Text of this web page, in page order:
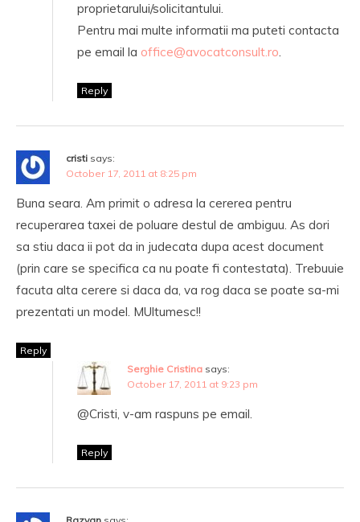
proprietarului/solicitantului.
Pentru mai multe informatii ma puteti contacta
pe email la office@avocatconsult.ro.
Reply
cristi says:
October 17, 2011 at 8:25 pm
Buna seara. Am primit o adresa la cererea pentru
recuperarea taxei de poluare destul de ambiguu. As dori
sa stiu daca ii pot da in judecata dupa acest document
(prin care se specifica ca nu poate fi contestata). Trebuuie
facuta alta cerere si daca da, va rog daca se poate sa-mi
prezentati un model. MUltumesc!!
Reply
Serghie Cristina says:
October 17, 2011 at 9:23 pm
@Cristi, v-am raspuns pe email.
Reply